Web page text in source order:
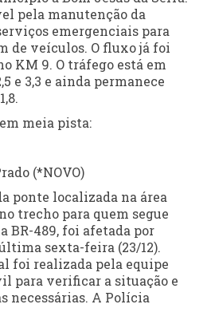
pela manutenção da
emergenciais para
de veículos. O fluxo já foi
KM 9. O tráfego está em
e 3,3 e ainda permanece
meia pista:
(*NOVO)
ponte localizada na área
trecho para quem segue
BR-489, foi afetada por
sexta-feira (23/12).
foi realizada pela equipe
para verificar a situação e
necessárias. A Polícia